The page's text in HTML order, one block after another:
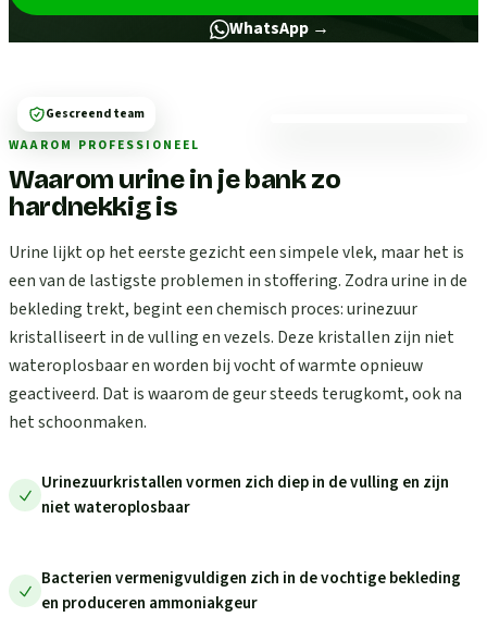
WhatsApp →
WAAROM PROFESSIONEEL
Waarom urine in je bank zo
hardnekkig is
Urine lijkt op het eerste gezicht een simpele vlek, maar het is
een van de lastigste problemen in stoffering. Zodra urine in de
bekleding trekt, begint een chemisch proces: urinezuur
kristalliseert in de vulling en vezels. Deze kristallen zijn niet
wateroplosbaar en worden bij vocht of warmte opnieuw
geactiveerd. Dat is waarom de geur steeds terugkomt, ook na
het schoonmaken.
Urinezuurkristallen vormen zich diep in de vulling en zijn
niet wateroplosbaar
Bacterien vermenigvuldigen zich in de vochtige bekleding
en produceren ammoniakgeur
Gescreend team